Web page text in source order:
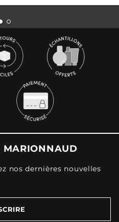
MARIONNAUD
nos dernières nouvelles